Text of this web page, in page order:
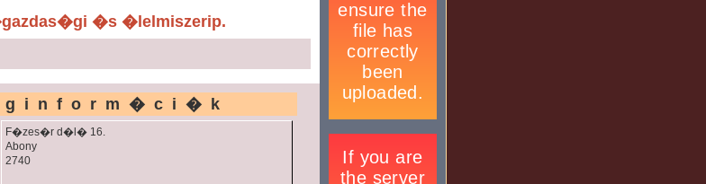
�s �lelmiszerip.
F�zes�r d�l� 16.
Abony
2740